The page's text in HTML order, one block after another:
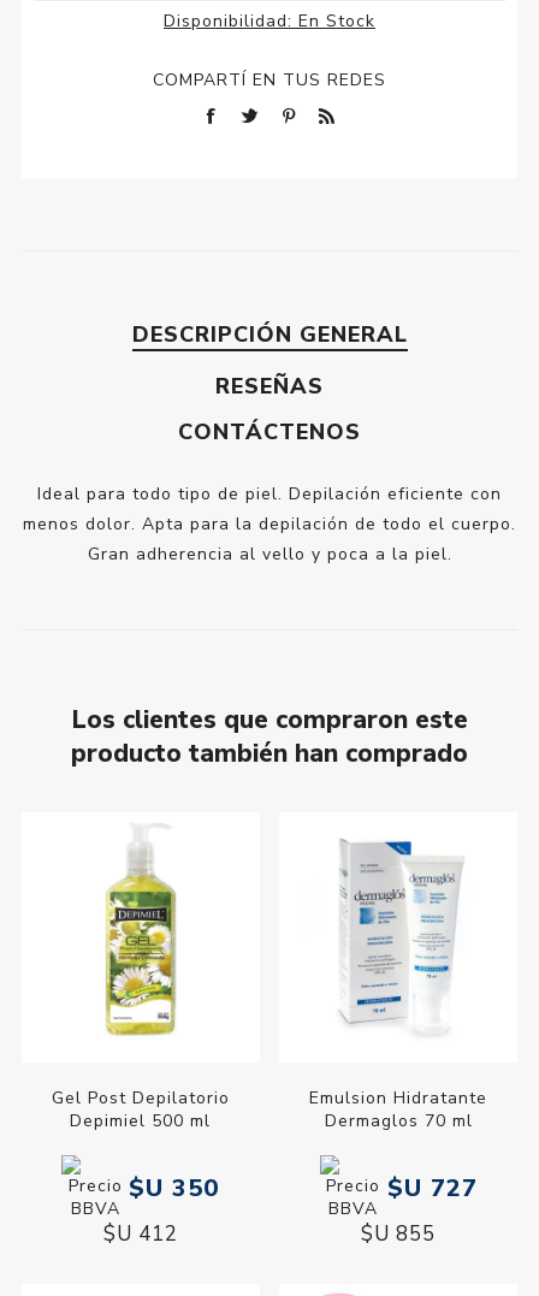
Disponibilidad: En Stock
COMPARTÍ EN TUS REDES
DESCRIPCIÓN GENERAL
RESEÑAS
CONTÁCTENOS
Ideal para todo tipo de piel. Depilación eficiente con
menos dolor. Apta para la depilación de todo el cuerpo.
Gran adherencia al vello y poca a la piel.
Los clientes que compraron este
producto también han comprado
Gel Post Depilatorio
Depimiel 500 ml
$U 350
$U 412
Emulsion Hidratante
Dermaglos 70 ml
$U 727
$U 855